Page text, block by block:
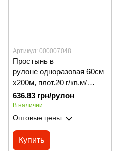
Артикул: 000007048
Простынь в
рулоне одноразовая 60см
х200м, плот.20 г/кв.м/
Panni Mladа, голубая
636.83 грн/рулон
В наличии
Оптовые цены
Купить